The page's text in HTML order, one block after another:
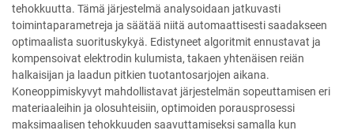
tehokkuutta. Tämä järjestelmä analysoidaan jatkuvasti
toimintaparametreja ja säätää niitä automaattisesti saadakseen
optimaalista suorituskykyä. Edistyneet algoritmit ennustavat ja
kompensoivat elektrodin kulumista, takaen yhtenäisen reiän
halkaisijan ja laadun pitkien tuotantosarjojen aikana.
Koneoppimiskyvyt mahdollistavat järjestelmän sopeuttamisen eri
materiaaleihin ja olosuhteisiin, optimoiden porausprosessi
maksimaalisen tehokkuuden saavuttamiseksi samalla kun